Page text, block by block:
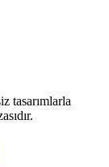
tasarımlarla